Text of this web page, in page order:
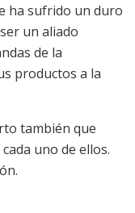
ha sufrido un duro
un aliado
de la
productos a la
también que
uno de ellos.